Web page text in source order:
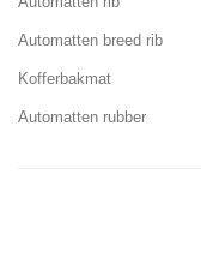
Automatten breed rib
Kofferbakmat
Automatten rubber